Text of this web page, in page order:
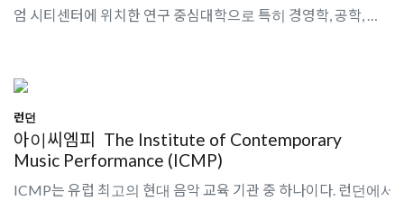
엄 시티센터에 위치한 연구 중심대학으로 특히 경영학, 공학, 검
런던
아이씨엠피
The Institute of Contemporary
Music Performance (ICMP)
ICMP는 유럽 최고의 현대 음악 교육 기관 중 하나이다. 런던에서